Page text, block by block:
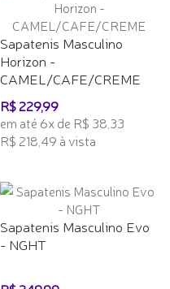
Sapatenis Masculino
Horizon -
CAMEL/CAFE/CREME
R$ 229,99
em até 6x de R$ 38,33
R$ 218,49 à vista
Sapatenis Masculino Evo
- NGHT